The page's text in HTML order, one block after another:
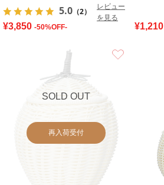
5.0 （2）
レビュー
を見る
¥3,850 -50%OFF- ¥1,210
SOLD OUT
再入荷受付